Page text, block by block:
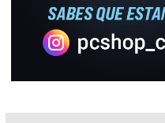
31 mayo, 2016